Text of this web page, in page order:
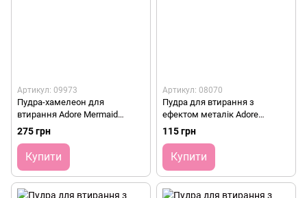
Артикул: 09973
Пудра-хамелеон для
втирання Adore Mermaid
powder №5, 0.5 г
275 грн
Купити
Артикул: 08070
Пудра для втирання з
ефектом металік Adore
Metallic powder № 4 0,5 г
115 грн
Купити